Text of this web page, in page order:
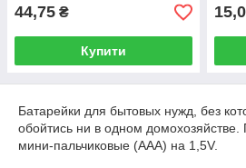
44,75 ₴
Купити
Батарейки для бытовых нужд, без
обойтись ни в одном
мини-пальчиковые (ААА) на 1,5V.